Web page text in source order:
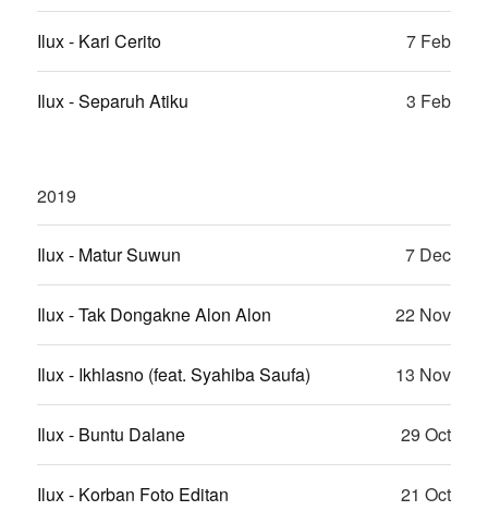
Ilux - Kari Cerito 7 Feb
Ilux - Separuh Atiku 3 Feb
2019
Ilux - Matur Suwun 7 Dec
Ilux - Tak Dongakne Alon Alon 22 Nov
Ilux - Ikhlasno (feat. Syahiba Saufa) 13 Nov
Ilux - Buntu Dalane 29 Oct
Ilux - Korban Foto Editan 21 Oct